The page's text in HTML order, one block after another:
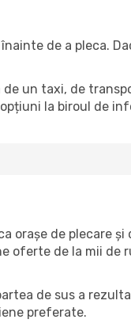
de a pleca.
un taxi, de
la biroul de
orașe de plecare și
oferte de la mii de
de sus a
preferate.